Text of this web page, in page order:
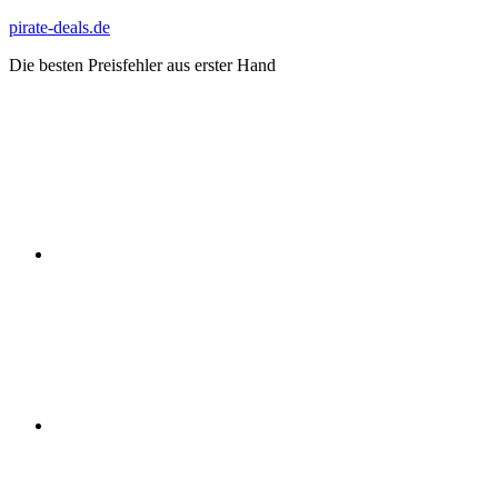
Zum
springen
pirate-deals.de
Die besten Preisfehler aus erster Hand